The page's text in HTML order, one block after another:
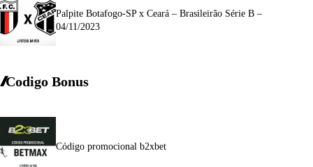
Palpite Botafogo-SP x Ceará – Brasileirão Série B –
04/11/2023
Codigo Bonus
Código promocional b2xbet